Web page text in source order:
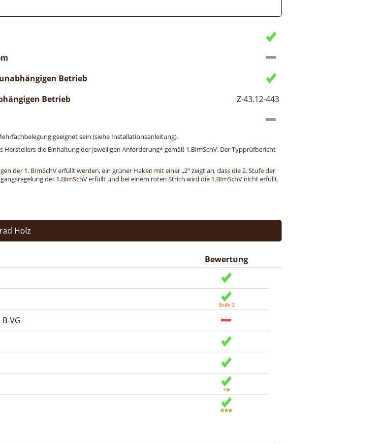
Betrieb
Betrieb
Z-43.12-443
geeignet sein (siehe Installationsanleitung).
die Einhaltung der jeweiligen Anforderung* gemäß 1.BImSchV. Der Typprüfbericht
der 1. BImSchV erfüllt werden, ein grüner Haken mit einer „2“ zeigt an, dass die 2. Stufe der
der 1.BImSchV erfüllt und bei einem roten Strich wird die 1.BImSchV nicht erfüllt.
Holz
Bewertung
VG